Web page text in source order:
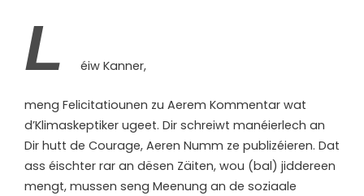
L éiw Kanner,
meng Felicitatiounen zu Aerem Kommentar wat
d’Klimaskeptiker ugeet. Dir schreiwt manéierlech an
Dir hutt de Courage, Aeren Numm ze publizéieren. Dat
ass éischter rar an dësen Zäiten, wou (bal) jiddereen
mengt, mussen seng Meenung an de soziaale